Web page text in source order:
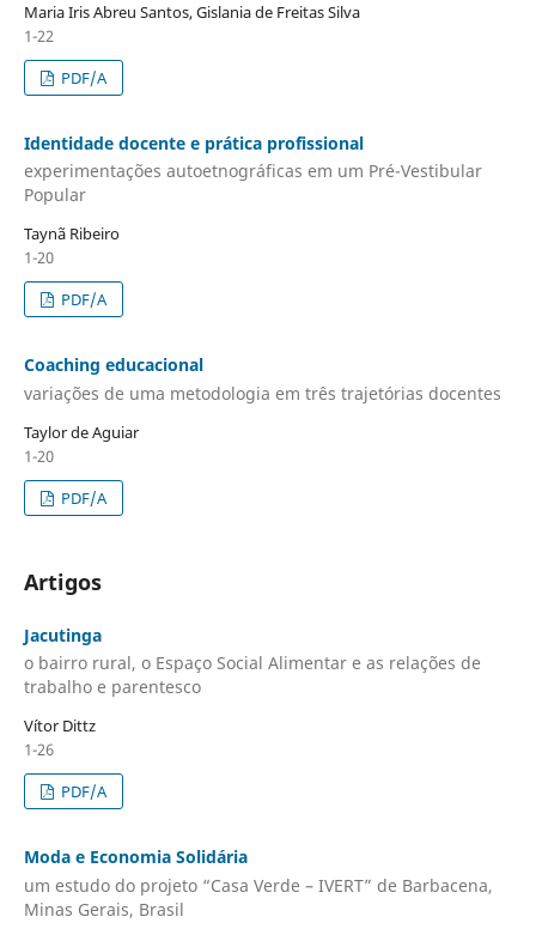
Maria Iris Abreu Santos, Gislania de Freitas Silva
1-22
PDF/A
Identidade docente e prática profissional
experimentações autoetnográficas em um Pré-Vestibular
Popular
Taynã Ribeiro
1-20
PDF/A
Coaching educacional
variações de uma metodologia em três trajetórias docentes
Taylor de Aguiar
1-20
PDF/A
Artigos
Jacutinga
o bairro rural, o Espaço Social Alimentar e as relações de
trabalho e parentesco
Vítor Dittz
1-26
PDF/A
Moda e Economia Solidária
um estudo do projeto “Casa Verde – IVERT” de Barbacena,
Minas Gerais, Brasil